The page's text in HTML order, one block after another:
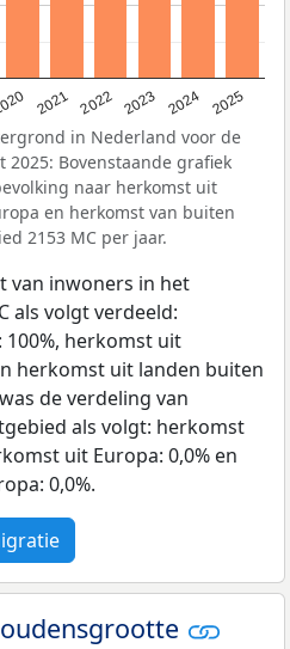
2021 2022 2023 2024 2025
in Nederland voor de
2025: Bovenstaande grafiek
naar herkomst uit
en herkomst van buiten
2153 MC per jaar.
van inwoners in het
als volgt verdeeld:
herkomst uit
herkomst uit landen buiten
de verdeling van
als volgt: herkomst
uit Europa: 0,0% en
0,0%.